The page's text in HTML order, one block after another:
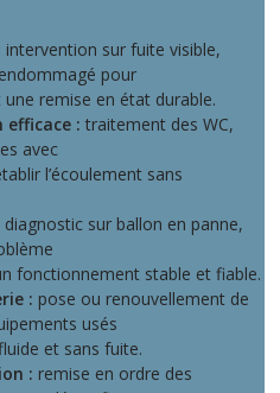
intervention sur fuite visible,
pour
remise en état durable.
efficace : traitement des WC,
avec
l’écoulement sans
diagnostic sur ballon en panne,
fonctionnement stable et fiable.
: pose ou renouvellement de
usés
et sans fuite.
: remise en ordre des